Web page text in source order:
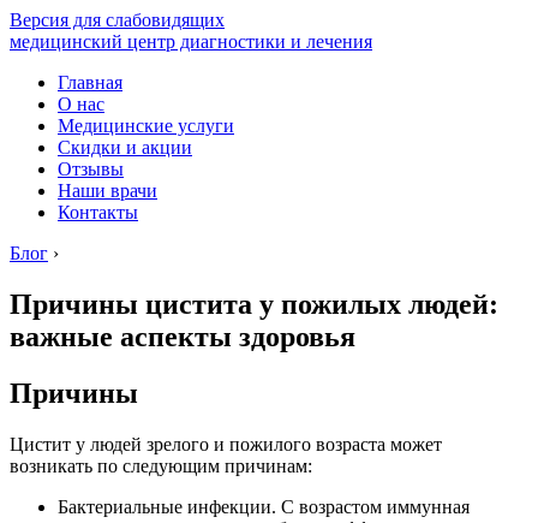
Версия для слабовидящих
медицинский центр диагностики и лечения
Главная
О нас
Медицинские услуги
Скидки и акции
Отзывы
Наши врачи
Контакты
Блог ›
Причины цистита у пожилых людей:
важные аспекты здоровья
Причины
Цистит у людей зрелого и пожилого возраста может
возникать по следующим причинам:
Бактериальные инфекции. С возрастом иммунная